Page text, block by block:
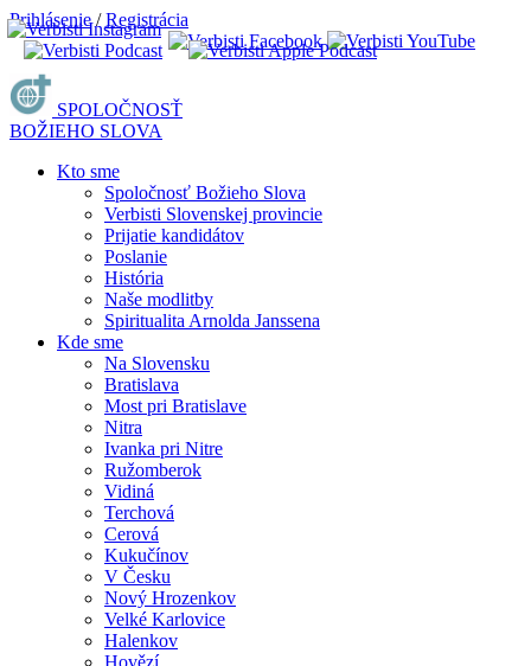
Prihlásenie /Registrácia
SPOLOČNOSŤ
BOŽIEHO SLOVA
Kto sme
Spoločnosť Božieho Slova
Verbisti Slovenskej provincie
Prijatie kandidátov
Poslanie
História
Naše modlitby
Spiritualita Arnolda Janssena
Kde sme
Na Slovensku
Bratislava
Most pri Bratislave
Nitra
Ivanka pri Nitre
Ružomberok
Vidiná
Terchová
Cerová
Kukučínov
V Česku
Nový Hrozenkov
Velké Karlovice
Halenkov
Hovězí